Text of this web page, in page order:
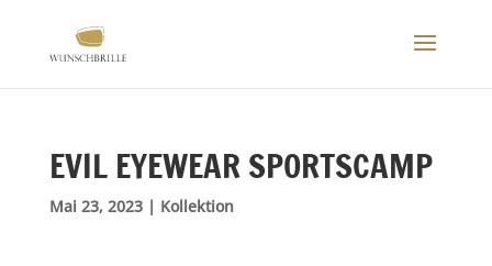
EVIL EYEWEAR SPORTSCAMP
Mai 23, 2023| Kollektion